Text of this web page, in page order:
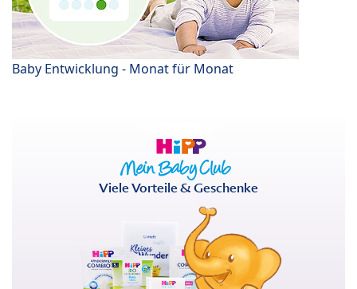
Baby Entwicklung - Monat für Monat
Viele Vorteile & Geschenke